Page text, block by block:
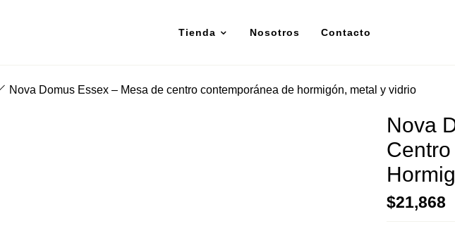
Tienda Nosotros Contacto
Nova Domus Essex – Mesa de centro contemporánea de hormigón, metal y vidrio
Nova
$21,868